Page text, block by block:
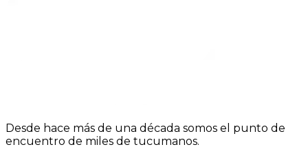
Desde hace más de una década somos el punto de
encuentro de miles de tucumanos.